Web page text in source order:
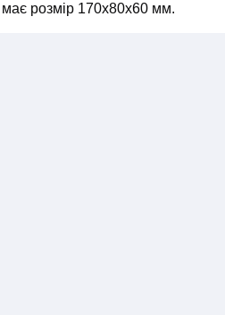
розмір 170x80x60 мм.